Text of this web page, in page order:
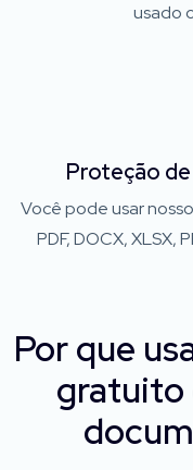
usado
Proteção
Você pode usar
PDF, DOCX, XLSX,
Por que
gratuito